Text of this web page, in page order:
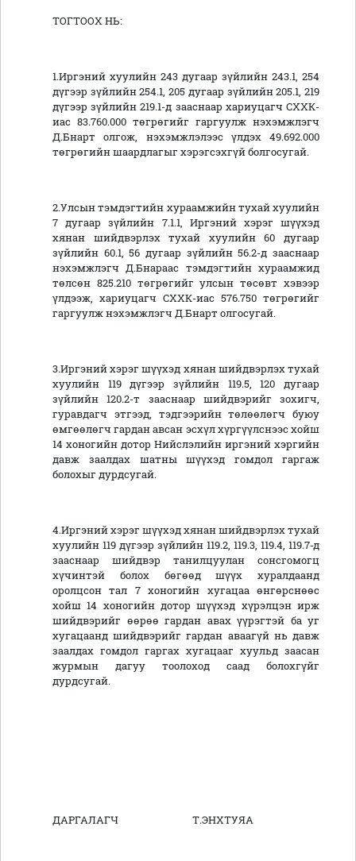
ТОГТООХ НЬ:
1.Иргэний хуулийн 243 дугаар зүйлийн 243.1, 254
дүгээр зүйлийн 254.1, 205 дугаар зүйлийн 205.1, 219
дүгээр зүйлийн 219.1-д зааснаар хариуцагч СХХК-
иас 83.760.000 төгрөгийг гаргуулж нэхэмжлэгч
Д.Бнарт олгож, нэхэмжлэлээс үлдэх 49.692.000
төгрөгийн шаардлагыг хэрэгсэхгүй болгосугай.
2.Улсын тэмдэгтийн хураамжийн тухай хуулийн
7 дугаар зүйлийн 7.1.1, Иргэний хэрэг шүүхэд
хянан шийдвэрлэх тухай хуулийн 60 дугаар
зүйлийн 60.1, 56 дугаар зүйлийн 56.2-д зааснаар
нэхэмжлэгч Д.Бнараас тэмдэгтийн хураамжид
төлсөн 825.210 төгрөгийг улсын төсөвт хэвээр
үлдээж, хариуцагч СХХК-иас 576.750 төгрөгийг
гаргуулж нэхэмжлэгч Д.Бнарт олгосугай.
3.Иргэний хэрэг шүүхэд хянан шийдвэрлэх тухай
хуулийн 119 дүгээр зүйлийн 119.5, 120 дугаар
зүйлийн 120.2-т зааснаар шийдвэрийг зохигч,
гуравдагч этгээд, тэдгээрийн төлөөлөгч буюу
өмгөөлөгч гардан авсан эсхүл хүргүүлснээс хойш
14 хоногийн дотор Нийслэлийн иргэний хэргийн
давж заалдах шатны шүүхэд гомдол гаргаж
болохыг дурдсугай.
4.Иргэний хэрэг шүүхэд хянан шийдвэрлэх тухай
хуулийн 119 дүгээр зүйлийн 119.2, 119.3, 119.4, 119.7‑д
зааснаар шийдвэр танилцуулан сонсгомогц
хүчинтэй болох бөгөөд шүүх хуралдаанд
оролцсон тал 7 хоногийн хугацаа өнгөрснөөс
хойш 14 хоногийн дотор шүүхэд хүрэлцэн ирж
шийдвэрийг өөрөө гардан авах үүрэгтэй ба уг
хугацаанд шийдвэрийг гардан аваагүй нь давж
заалдах гомдол гаргах хугацааг хуульд заасан
журмын дагуу тоолоход саад болохгүйг
дурдсугай.
ДАРГАЛАГЧ Т.ЭНХТУЯА